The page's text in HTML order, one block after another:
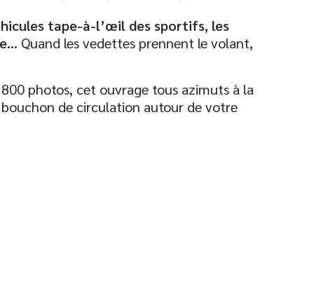
tape-à-l’œil des sportifs, les
Quand les vedettes prennent le volant,
photos, cet ouvrage tous azimuts à la
de circulation autour de votre